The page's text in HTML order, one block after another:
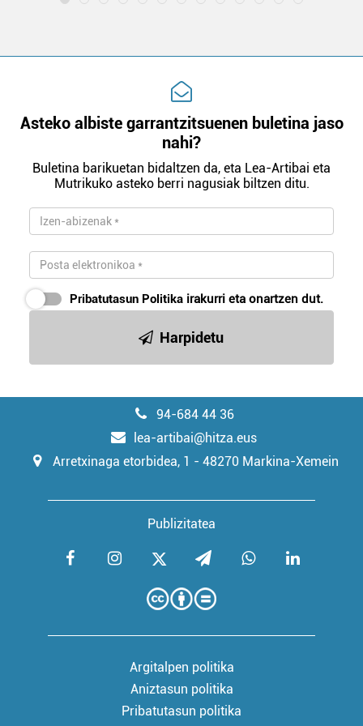
Asteko albiste garrantzitsuenen buletina jaso
nahi?
Buletina barikuetan bidaltzen da, eta Lea-Artibai eta
Mutrikuko asteko berri nagusiak biltzen ditu.
Pribatutasun Politika irakurri eta onartzen dut.
Harpidetu
94-684 44 36
lea-artibai@hitza.eus
Arretxinaga etorbidea, 1 - 48270 Markina-Xemein
Publizitatea
Argitalpen politika
Aniztasun politika
Pribatutasun politika